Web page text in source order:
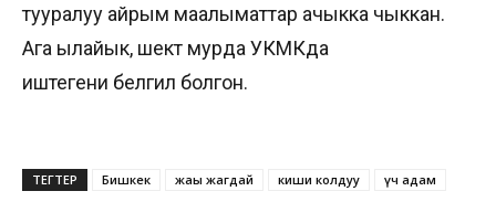
тууралуу айрым маалыматтар ачыкка чыккан.
Ага ылайык, шектүү мурда УКМКда
иштегени белгилүү болгон.
ТЕГТЕР Бишкек жаңы жагдай киши колдуу үч адам